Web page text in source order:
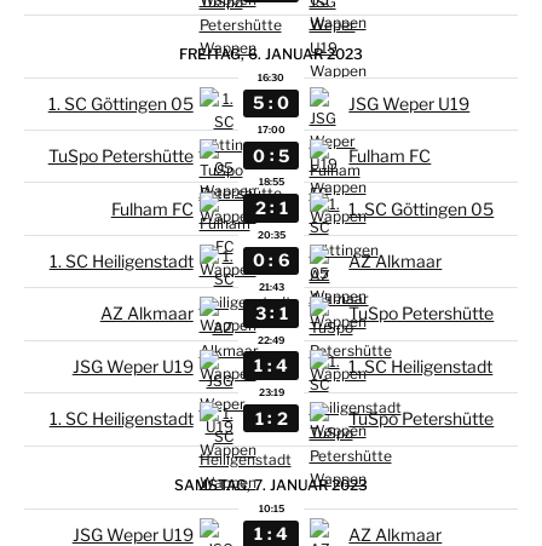
FREITAG, 6. JANUAR 2023
16:30
1. SC Göttingen 05 5 : 0 JSG Weper U19
17:00
TuSpo Petershütte 0 : 5 Fulham FC
18:55
Fulham FC 2 : 1 1. SC Göttingen 05
20:35
1. SC Heiligenstadt 0 : 6 AZ Alkmaar
21:43
AZ Alkmaar 3 : 1 TuSpo Petershütte
22:49
JSG Weper U19 1 : 4 1. SC Heiligenstadt
23:19
1. SC Heiligenstadt 1 : 2 TuSpo Petershütte
SAMSTAG, 7. JANUAR 2023
10:15
JSG Weper U19 1 : 4 AZ Alkmaar